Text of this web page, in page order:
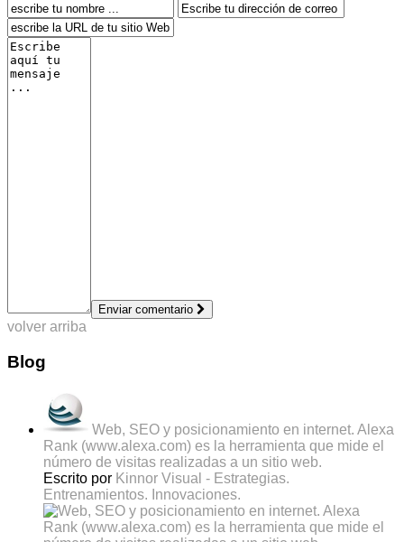
Enviar comentario
volver arriba
Blog
Web, SEO y posicionamiento en internet. Alexa
Rank (www.alexa.com) es la herramienta que mide el
número de visitas realizadas a un sitio web.
Escrito por Kinnor Visual - Estrategias.
Entrenamientos. Innovaciones.